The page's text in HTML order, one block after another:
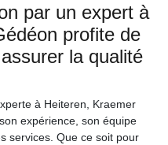
par un expert à
profite de
la qualité
à Heiteren, Kraemer
expérience, son équipe
services. Que ce soit pour